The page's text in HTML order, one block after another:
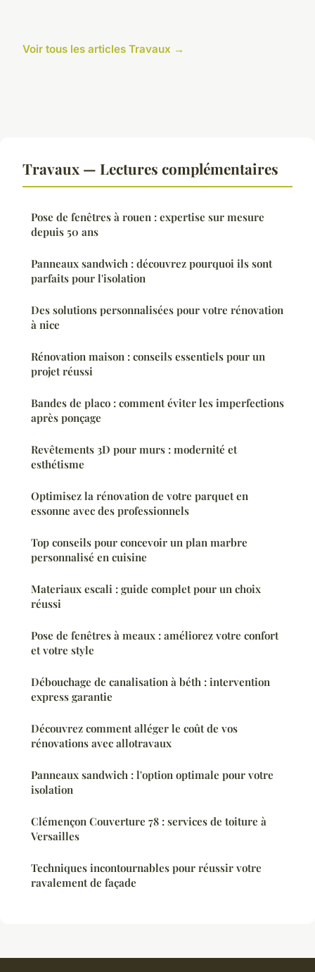
Voir tous les articles Travaux →
Travaux — Lectures complémentaires
Pose de fenêtres à rouen : expertise sur mesure
depuis 50 ans
Panneaux sandwich : découvrez pourquoi ils sont
parfaits pour l'isolation
Des solutions personnalisées pour votre rénovation
à nice
Rénovation maison : conseils essentiels pour un
projet réussi
Bandes de placo : comment éviter les imperfections
après ponçage
Revêtements 3D pour murs : modernité et
esthétisme
Optimisez la rénovation de votre parquet en
essonne avec des professionnels
Top conseils pour concevoir un plan marbre
personnalisé en cuisine
Materiaux escali : guide complet pour un choix
réussi
Pose de fenêtres à meaux : améliorez votre confort
et votre style
Débouchage de canalisation à béth : intervention
express garantie
Découvrez comment alléger le coût de vos
rénovations avec allotravaux
Panneaux sandwich : l'option optimale pour votre
isolation
Clémençon Couverture 78 : services de toiture à
Versailles
Techniques incontournables pour réussir votre
ravalement de façade